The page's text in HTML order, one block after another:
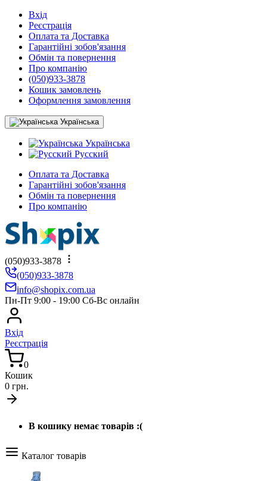
Вхід
Реєстрація
Оплата та Доставка
Гарантійні зобов'язання
Обмін та повернення
Про компанію
(050)933-3878
Кошик замовлень
Оформлення замовлення
Українська
Українська
Русский
Оплата та Доставка
Гарантійні зобов'язання
Обмін та повернення
Про компанію
(050)933-3878
(050)933-3878
info@shopix.com.ua
Пн-Пт 9:00 - 19:00 Сб-Вс онлайн
Вхід
Реєстрація
0
Кошик
0 грн.
В кошику немає товарів :(
Каталог товарів